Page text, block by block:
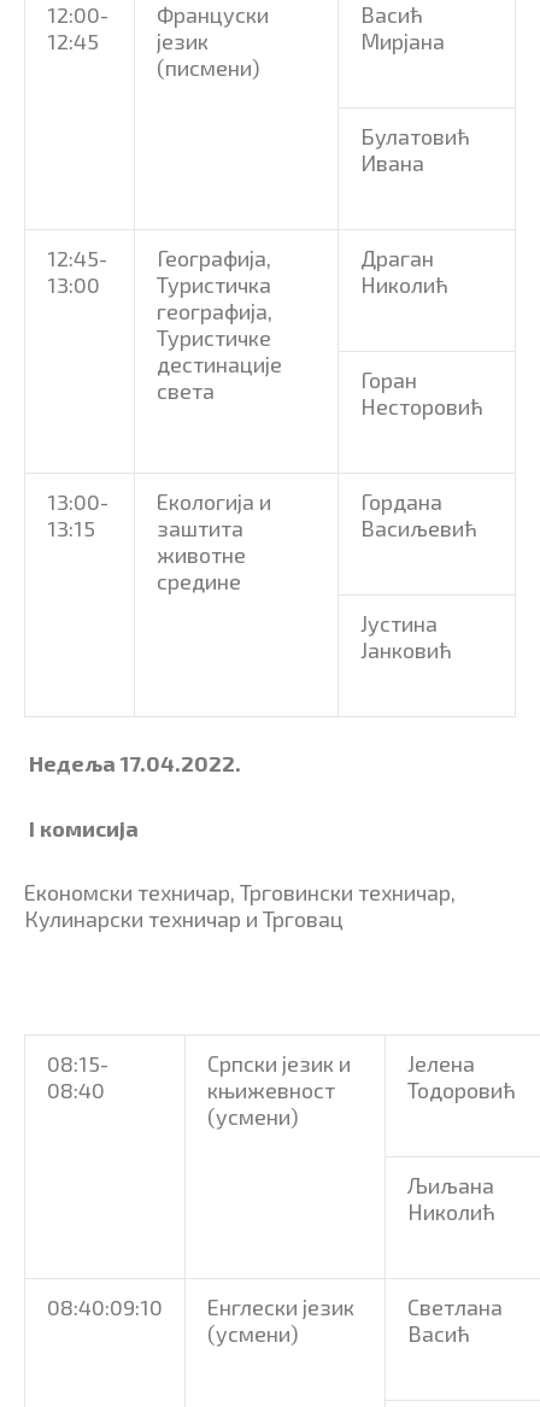
12:00-
12:45
Француски
језик
(писмени)
Васић
Мирјана
Булатовић
Ивана
12:45-
13:00
Географија,
Туристичка
географија,
Туристичке
дестинације
света
Драган
Николић
Горан
Несторовић
13:00-
13:15
Екологија и
заштита
животне
средине
Гордана
Васиљевић
Јустина
Јанковић
Недеља 17.04.2022.
I комисија
Економски техничар, Трговински техничар,
Кулинарски техничар и Трговац
08:15-
08:40
Српски језик и
књижевност
(усмени)
Јелена
Тодоровић
Љиљана
Николић
08:40:09:10
Енглески језик
(усмени)
Светлана
Васић